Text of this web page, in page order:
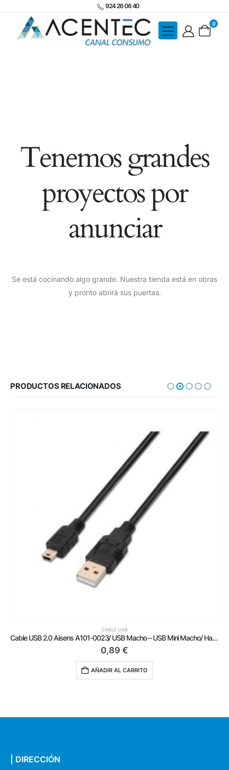
924 26 06 40
0
Tenemos grandes
proyectos por
anunciar
Se está cocinando algo grande. Nuestra tienda está en obras
y pronto abrirá sus puertas.
PRODUCTOS RELACIONADOS
CABLE USB
Cable USB 2.0 Aisens A101-0023/ USB Macho – USB Mini Macho/ Hasta 2.5W/ 60Mbps/ 50cm/ Negro
0,89 €
AÑADIR AL CARRITO
| DIRECCIÓN